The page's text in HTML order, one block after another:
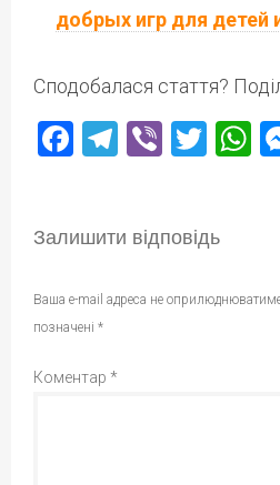
добрых игр для детей
Сподобалася стаття?
Facebook
Telegram
Viber
Залишити відповідь
Ваша e-mail адреса не
позначені *
Коментар *